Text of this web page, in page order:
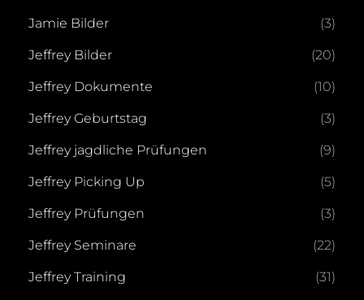
Jamie Bilder (3)
Jeffrey Bilder (20)
Jeffrey Dokumente (10)
Jeffrey Geburtstag (3)
Jeffrey jagdliche Prüfungen (9)
Jeffrey Picking Up (5)
Jeffrey Prüfungen (3)
Jeffrey Seminare (22)
Jeffrey Training (31)